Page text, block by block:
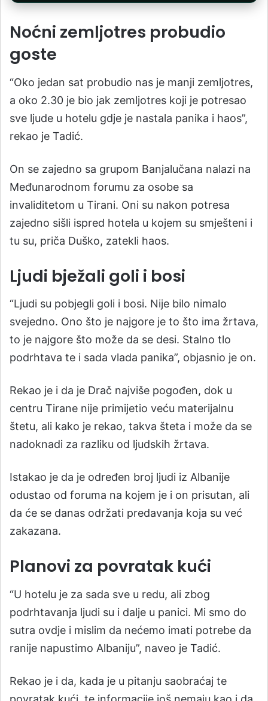
Noćni zemljotres probudio
goste
“Oko jedan sat probudio nas je manji zemljotres,
a oko 2.30 je bio jak zemljotres koji je potresao
sve ljude u hotelu gdje je nastala panika i haos”,
rekao je Tadić.
On se zajedno sa grupom Banjalučana nalazi na
Međunarodnom forumu za osobe sa
invaliditetom u Tirani. Oni su nakon potresa
zajedno sišli ispred hotela u kojem su smješteni i
tu su, priča Duško, zatekli haos.
Ljudi bježali goli i bosi
“Ljudi su pobjegli goli i bosi. Nije bilo nimalo
svejedno. Ono što je najgore je to što ima žrtava,
to je najgore što može da se desi. Stalno tlo
podrhtava te i sada vlada panika”, objasnio je on.
Rekao je i da je Drač najviše pogođen, dok u
centru Tirane nije primijetio veću materijalnu
štetu, ali kako je rekao, takva šteta i može da se
nadoknadi za razliku od ljudskih žrtava.
Istakao je da je određen broj ljudi iz Albanije
odustao od foruma na kojem je i on prisutan, ali
da će se danas održati predavanja koja su već
zakazana.
Planovi za povratak kući
“U hotelu je za sada sve u redu, ali zbog
podrhtavanja ljudi su i dalje u panici. Mi smo do
sutra ovdje i mislim da nećemo imati potrebe da
ranije napustimo Albaniju”, naveo je Tadić.
Rekao je i da, kada je u pitanju saobraćaj te